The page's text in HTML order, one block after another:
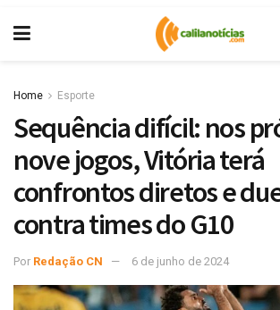
Home Esporte
Sequência difícil: nos
nove jogos, Vitória terá
confrontos diretos e
contra times do G10
Por Redação CN 6 de junho de 2024